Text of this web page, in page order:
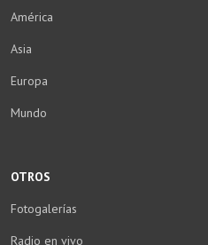
América
Asia
Europa
Mundo
OTROS
Fotogalerías
Radio en vivo